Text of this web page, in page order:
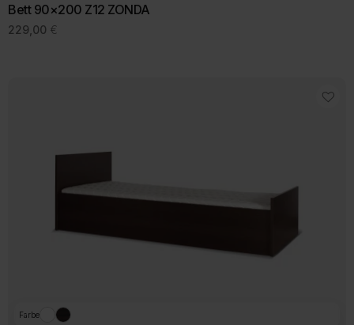
Bett 90×200 Z12 ZONDA
229,00 €
Farbe